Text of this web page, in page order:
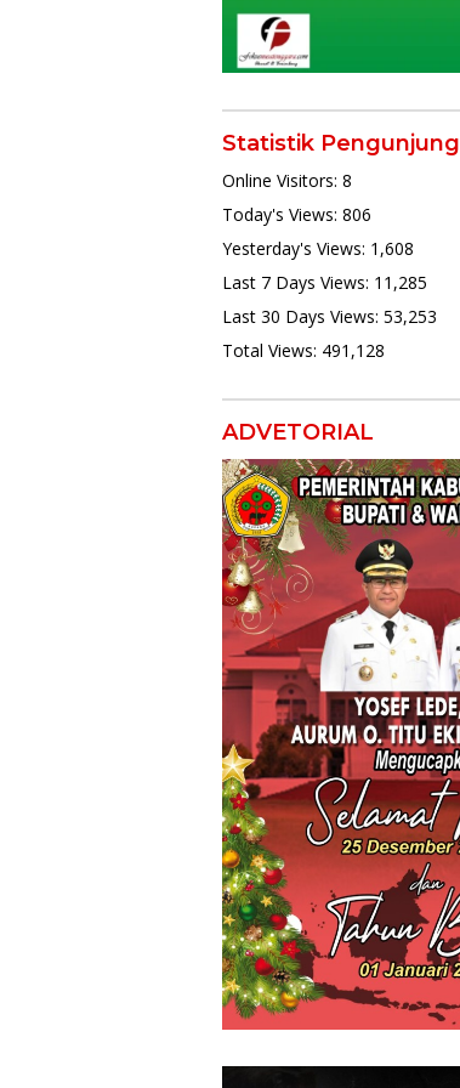
Statistik Pengunjung
Online Visitors: 8
Today's Views: 806
Yesterday's Views: 1,608
Last 7 Days Views: 11,285
Last 30 Days Views: 53,253
Total Views: 491,128
ADVETORIAL